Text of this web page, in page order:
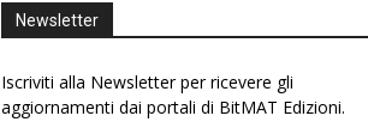
Newsletter
Iscriviti alla Newsletter per ricevere gli
aggiornamenti dai portali di BitMAT Edizioni.